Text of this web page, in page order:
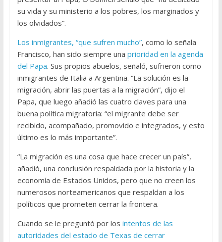
su vida y su ministerio a los pobres, los marginados y
los olvidados”.
Los inmigrantes, “que sufren mucho”, como lo señala
Francisco, han sido siempre una prioridad en la agenda
del Papa. Sus propios abuelos, señaló, sufrieron como
inmigrantes de Italia a Argentina. “La solución es la
migración, abrir las puertas a la migración”, dijo el
Papa, que luego añadió las cuatro claves para una
buena política migratoria: “el migrante debe ser
recibido, acompañado, promovido e integrados, y esto
último es lo más importante”.
“La migración es una cosa que hace crecer un país”,
añadió, una conclusión respaldada por la historia y la
economía de Estados Unidos, pero que no creen los
numerosos norteamericanos que respaldan a los
políticos que prometen cerrar la frontera.
Cuando se le preguntó por los intentos de las
autoridades del estado de Texas de cerrar